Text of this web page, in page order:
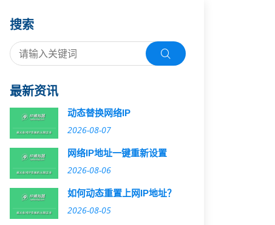
搜索
最新资讯
动态替换网络IP
2026-08-07
网络IP地址一键重新设置
2026-08-06
如何动态重置上网IP地址？
2026-08-05